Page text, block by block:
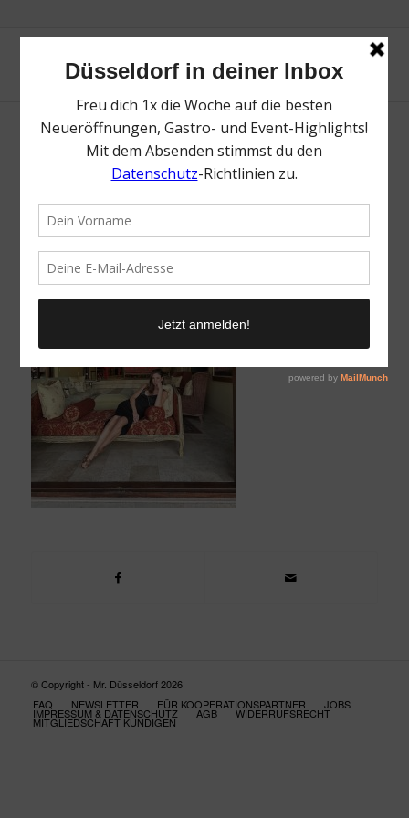
La Residence Chillout
18. Februar 2023 /
© Copyright - Mr. Düsseldorf 2026
FAQ
NEWSLETTER FÜR KOOPERATIONSPARTNER JOBS
IMPRESSUM & DATENSCHUTZ AGB WIDERRUFSRECHT
MITGLIEDSCHAFT KÜNDIGEN